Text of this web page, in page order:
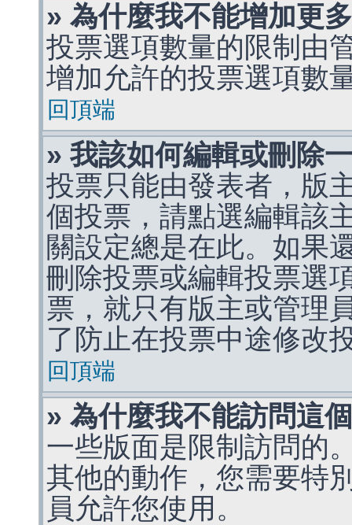
» 為什麼我不能增加更
投票選項數量的限制由
增加允許的投票選項數
回頂端
» 我該如何編輯或刪除
投票只能由發表者，版
個投票，請點選編輯該
關設定總是在此。如果
刪除投票或編輯投票選
票，就只有版主或管理
了防止在投票中途修改
回頂端
» 為什麼我不能訪問這
一些版面是限制訪問的
其他的動作，您需要特
員允許您使用。